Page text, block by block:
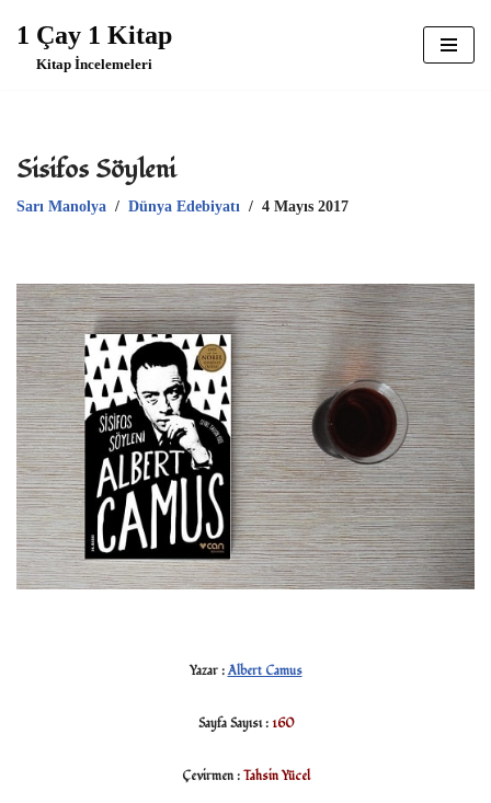
İçeriğe
1 Çay 1 Kitap
Kitap İncelemeleri
Sisifos Söyleni
Sarı Manolya Dünya Edebiyatı 4 Mayıs 2017
Yazar :Albert Camus
Sayfa Sayısı : 160
Çevirmen : Tahsin Yücel